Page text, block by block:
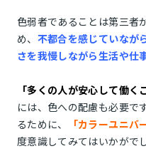
色弱者であることは第三者
め、 不都合を感じていなが
さを我慢しながら生活や仕
「多くの人が安心して働く
には、色への配慮も必要で
るために、
「カラーユニバ
度意識してみてはいかがで